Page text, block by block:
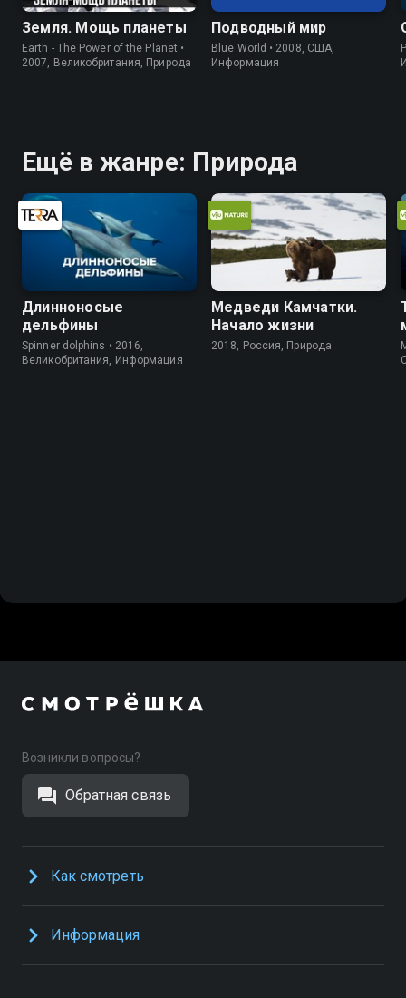
Земля. Мощь планеты
Earth - The Power of the Planet •
2007, Великобритания, Природа
Подводный мир
Blue World • 2008, США,
Информация
Ещё в жанре: Природа
Длинноносые
дельфины
Spinner dolphins • 2016,
Великобритания, Информация
Медведи Камчатки.
Начало жизни
2018, Россия, Природа
Возникли вопросы?
Обратная связь
Как смотреть
Информация